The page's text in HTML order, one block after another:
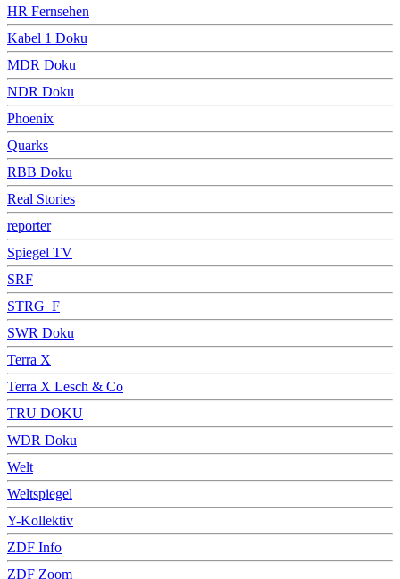
HR Fernsehen
Kabel 1 Doku
MDR Doku
NDR Doku
Phoenix
Quarks
RBB Doku
Real Stories
reporter
Spiegel TV
SRF
STRG_F
SWR Doku
Terra X
Terra X Lesch & Co
TRU DOKU
WDR Doku
Welt
Weltspiegel
Y-Kollektiv
ZDF Info
ZDF Zoom